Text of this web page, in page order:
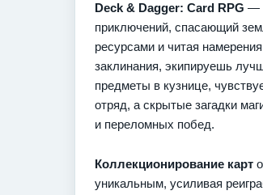
Deck & Dagger: Card RPG —
приключений, спасающий
ресурсами и читая
заклинания, экипируешь
предметы в кузнице,
отряд, а скрытые загадки
и переломных побед.
Коллекционирование карт
уникальным, усиливая